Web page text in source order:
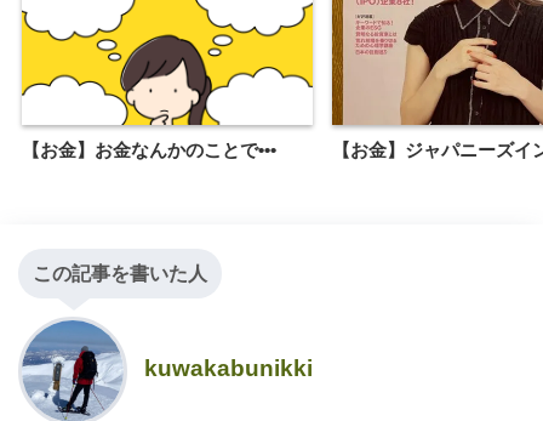
【お金】お金なんかのことで••• 【お金】ジャパニーズイ
この記事を書いた人
kuwakabunikki